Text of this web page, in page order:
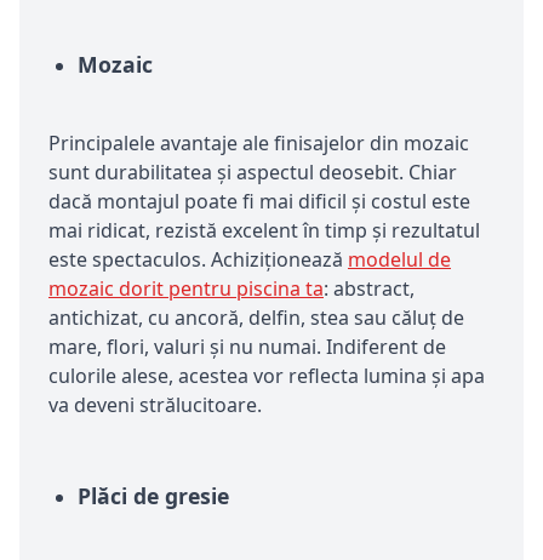
Mozaic
Principalele avantaje ale finisajelor din mozaic
sunt durabilitatea și aspectul deosebit. Chiar
dacă montajul poate fi mai dificil și costul este
mai ridicat, rezistă excelent în timp și rezultatul
este spectaculos. Achiziționează modelul de
mozaic dorit pentru piscina ta: abstract,
antichizat, cu ancoră, delfin, stea sau căluț de
mare, flori, valuri și nu numai. Indiferent de
culorile alese, acestea vor reflecta lumina și apa
va deveni strălucitoare.
Plăci de gresie